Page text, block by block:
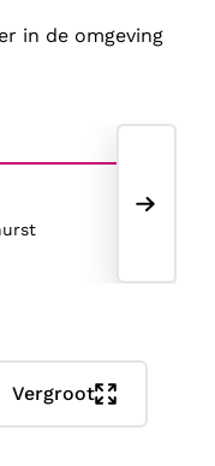
in het
tea
in de omgeving
Vergroot
Dag 10